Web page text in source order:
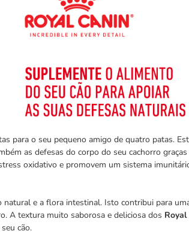
para o seu pequeno amigo de quatro patas.
as defesas do corpo do seu cachorro graças
oxidativo e promovem um sistema
natural e a flora intestinal. Isto contribui para
A textura muito saborosa e deliciosa dos
cão.